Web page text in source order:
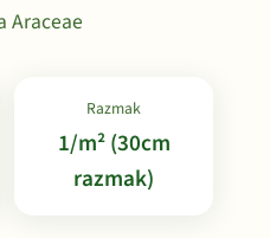
Araceae
Razmak
1/m² (30cm
razmak)